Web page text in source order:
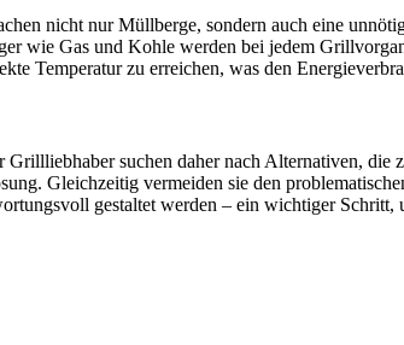
nicht nur Müllberge, sondern auch eine
wie Gas und Kohle werden bei jedem
Temperatur zu erreichen, was den
suchen daher nach Alternativen, die
Gleichzeitig vermeiden sie den
gestaltet werden – ein wichtiger Schritt,